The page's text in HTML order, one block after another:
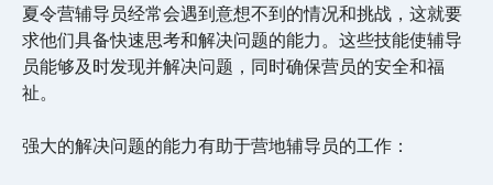
夏令营辅导员经常会遇到意想不到的情况和挑战，这就要
求他们具备快速思考和解决问题的能力。这些技能使辅导
员能够及时发现并解决问题，同时确保营员的安全和福
祉。
强大的解决问题的能力有助于营地辅导员的工作：